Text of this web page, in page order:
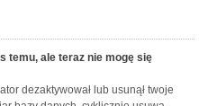
temu, ale teraz nie mogę się
dezaktywował lub usunął twoje